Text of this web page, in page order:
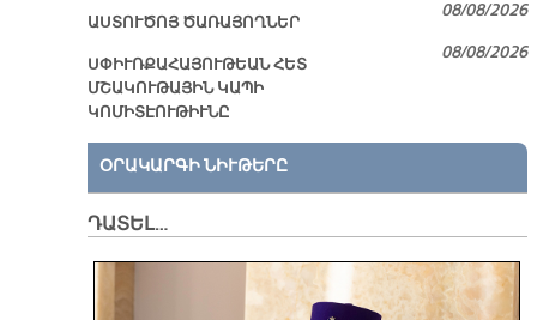
ԱՍՏՈՒԾՈՅ ԾԱՌԱՅՈՂՆԵՐ
08/08/2026
ՍՓԻՒՌՔԱՀԱՅՈՒԹԵԱՆ ՀԵՏ
ՄՇԱԿՈՒԹԱՅԻՆ ԿԱՊԻ
ԿՈՄԻՏԷՈՒԹԻՒՆԸ
08/08/2026
ՕՐԱԿԱՐԳԻ ՆԻՒԹԵՐԸ
ԴԱՏԵԼ…